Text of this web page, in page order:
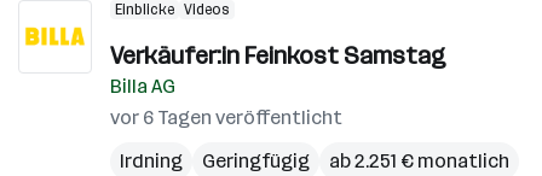
Einblicke Videos
Verkäufer:in Feinkost Samstag
Billa AG
vor 6 Tagen veröffentlicht
Irdning
Geringfügig ab 2.251 € monatlich